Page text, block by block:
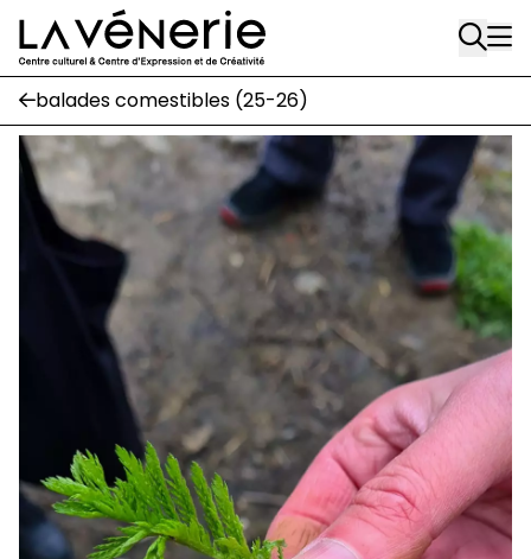
Aller au contenu principal
balades comestibles (25-26)